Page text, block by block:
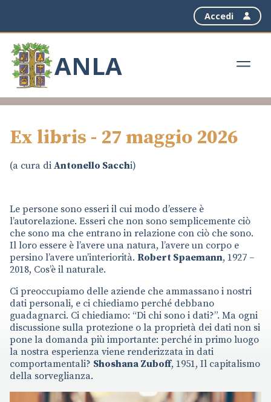
Accedi
ANLA
Ex libris - 27 maggio 2026
(a cura di Antonello Sacchi)
Le persone sono esseri il cui modo d’essere è
l’autorelazione. Esseri che non sono semplicemente ciò
che sono ma che entrano in relazione con ciò che sono.
Il loro essere è l’avere una natura, l’avere un corpo e
persino l’avere un’interiorità. Robert Spaemann, 1927 –
2018, Cos’è il naturale.
Ci preoccupiamo delle aziende che ammassano i nostri
dati personali, e ci chiediamo perché debbano
guadagnarci. Ci chiediamo: “Di chi sono i dati?”. Ma ogni
discussione sulla protezione o la proprietà dei dati non si
pone la domanda più importante: perché in primo luogo
la nostra esperienza viene renderizzata in dati
comportamentali? Shoshana Zuboff, 1951, Il capitalismo
della sorveglianza.